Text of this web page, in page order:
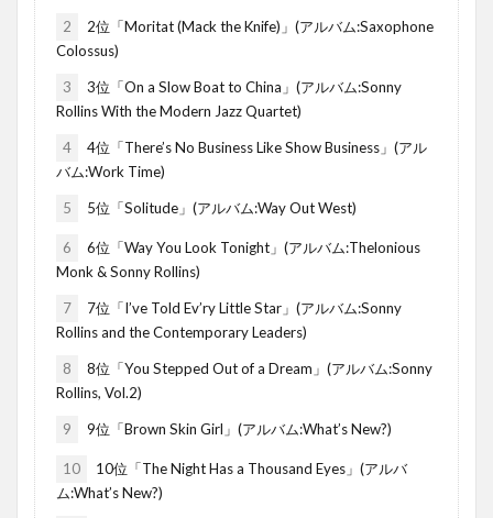
2
2位「Moritat (Mack the Knife)」(アルバム:Saxophone
Colossus)
3
3位「On a Slow Boat to China」(アルバム:Sonny
Rollins With the Modern Jazz Quartet)
4
4位「There’s No Business Like Show Business」(アル
バム:Work Time)
5 5位「Solitude」(アルバム:Way Out West)
6
6位「Way You Look Tonight」(アルバム:Thelonious
Monk & Sonny Rollins)
7
7位「I’ve Told Ev’ry Little Star」(アルバム:Sonny
Rollins and the Contemporary Leaders)
8
8位「You Stepped Out of a Dream」(アルバム:Sonny
Rollins, Vol.2)
9 9位「Brown Skin Girl」(アルバム:What’s New?)
10
10位「The Night Has a Thousand Eyes」(アルバ
ム:What’s New?)